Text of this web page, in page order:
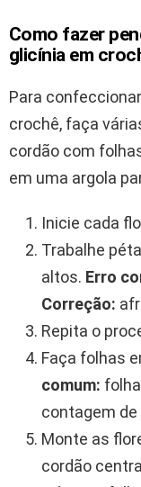
Como fazer
glicínia em
Para
crochê, faça
cordão com
em uma argola
Inicie cada
Trabalhe
altos. Erro
Correção:
Repita o
Faça folhas
comum:
contagem
Monte as
cordão